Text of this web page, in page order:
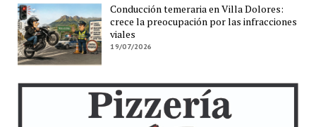
Conducción temeraria en Villa Dolores:
crece la preocupación por las infracciones
viales
19/07/2026